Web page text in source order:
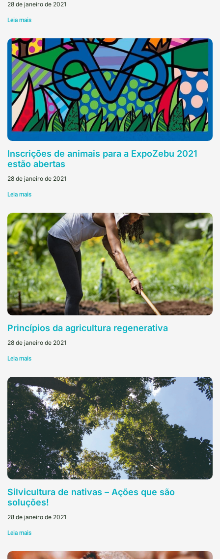
28 de janeiro de 2021
Leia mais
Inscrições de animais para a ExpoZebu 2021
estão abertas
28 de janeiro de 2021
Leia mais
Princípios da agricultura regenerativa
28 de janeiro de 2021
Leia mais
Silvicultura de nativas – Ações que são
soluções!
28 de janeiro de 2021
Leia mais